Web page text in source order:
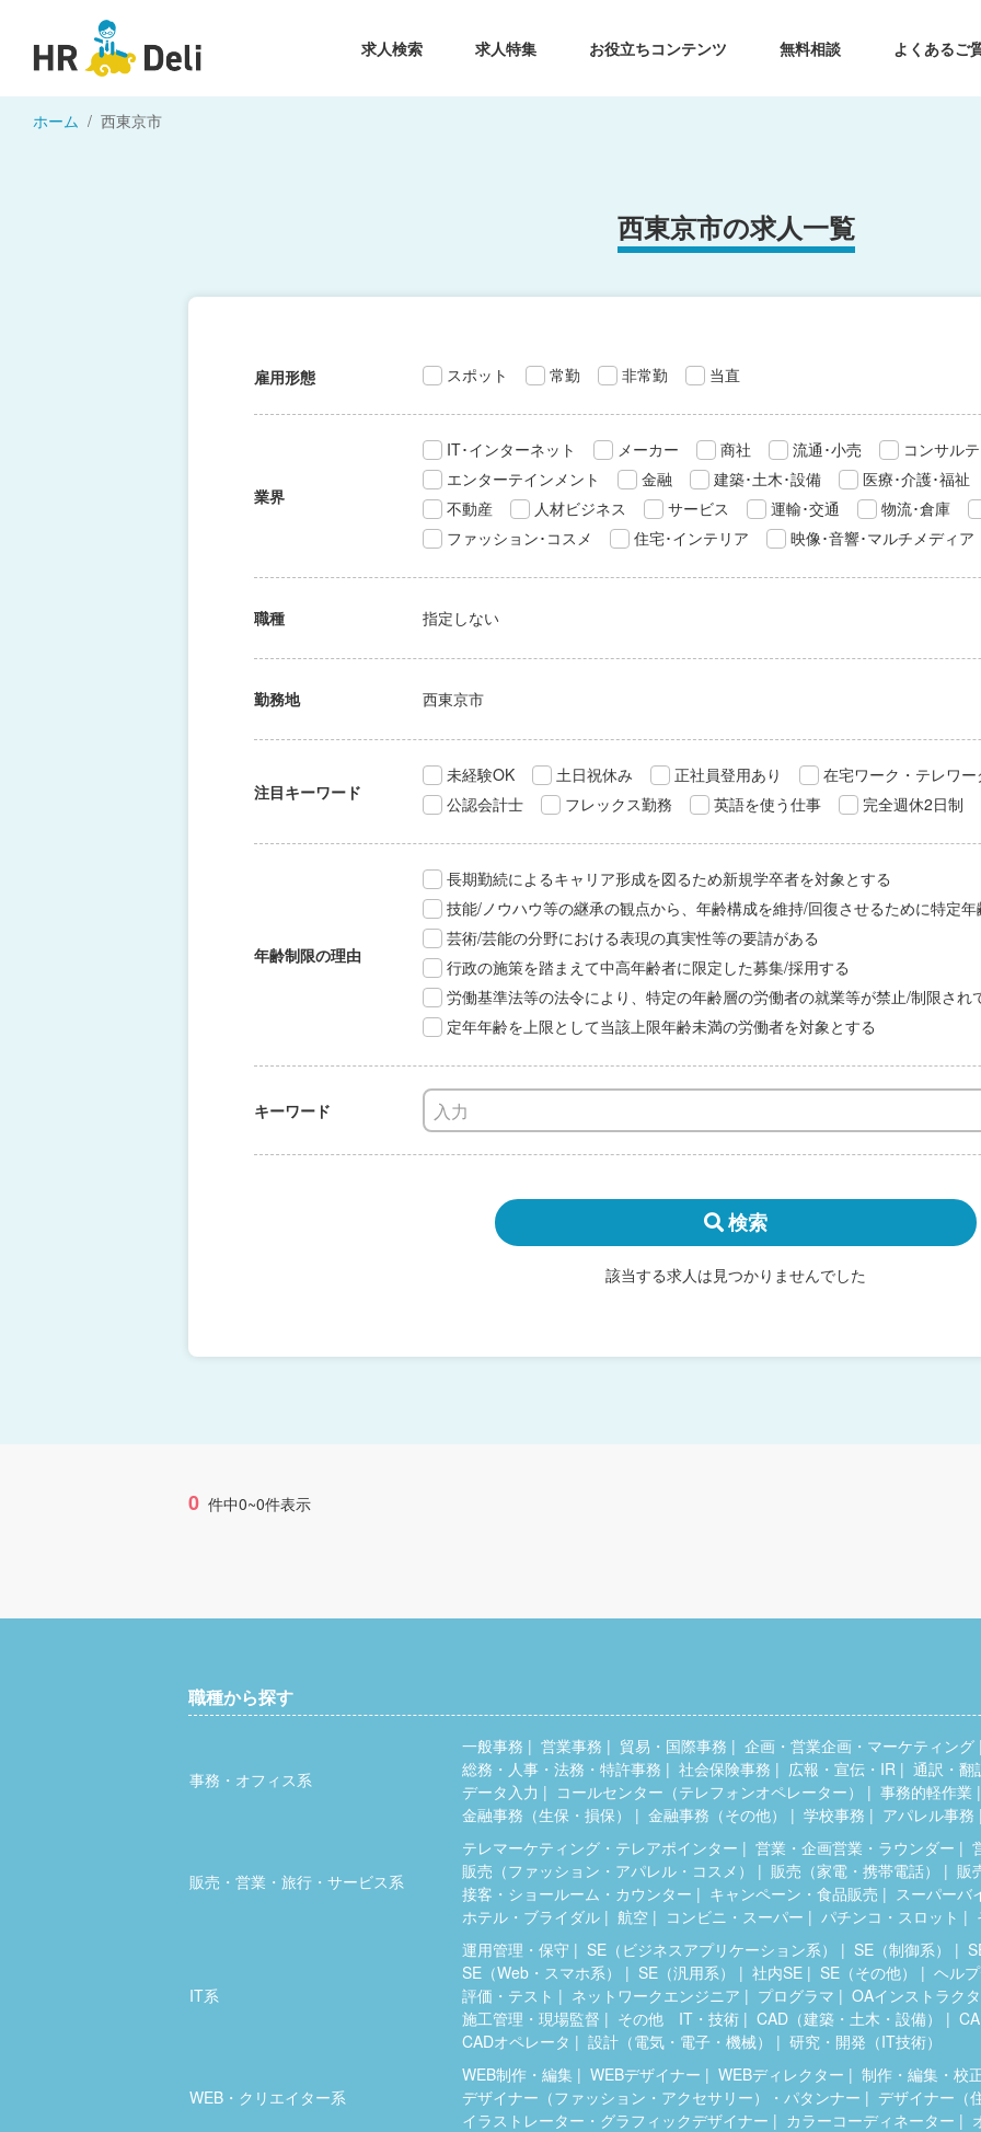
求人検索 求人特集 お役立ちコンテンツ 無料相談 よくあるご
ホーム 西東京市
西東京市の求人一覧
雇用形態 スポット 常勤 非常勤 当直
業界
IT･インターネット メーカー 商社 流通･小売
コンサル
エンターテインメント
金融 建築･土木･設備
医療･介護･福祉
不動産
人材ビジネス サービス 運輸･交通
物流･倉庫
ファッション･コスメ
住宅･インテリア 映像･音響･マルチメディア
職種 指定しない
勤務地 西東京市
注目キーワード
未経験OK 土日祝休み 正社員登用あり
在宅ワーク・テレワー
公認会計士
フレックス勤務 英語を使う仕事 完全週休2日制
年齢制限の理由
長期勤続によるキャリア形成を図るため新規学卒者を対象とする
技能/ノウハウ等の継承の観点から、年齢構成を維持/回復させるために特定
芸術/芸能の分野における表現の真実性等の要請がある
行政の施策を踏まえて中高年齢者に限定した募集/採用する
労働基準法等の法令により、特定の年齢層の労働者の就業等が禁止/制限され
定年年齢を上限として当該上限年齢未満の労働者を対象とする
キーワード
検索
該当する求人は見つかりませんでした
0 件中0~0件表示
職種から探す
事務・オフィス系
一般事務 営業事務 貿易・国際事務
企画・営業企画・マーケティング
総務・人事・法務・特許事務
社会保険事務 広報・宣伝・IR
通訳・翻
データ入力
コールセンター（テレフォンオペレーター）
事務的軽作業
金融事務（生保・損保）
金融事務（その他） 学校事務 アパレル事務
販売・営業・旅行・サービス系
テレマーケティング・テレアポインター 営業・企画営業・ラウンダー
販売（ファッション・アパレル・コスメ）
販売（家電・携帯電話）
販
接客・ショールーム・カウンター
キャンペーン・食品販売
スーパーバ
ホテル・ブライダル
航空 コンビニ・スーパー パチンコ・スロット
IT系
運用管理・保守 SE（ビジネスアプリケーション系） SE（制御系）
SE（Web・スマホ系）
SE（汎用系） 社内SE SE（その他）
ヘル
評価・テスト
ネットワークエンジニア プログラマ
OAインストラク
施工管理・現場監督
その他 IT・技術 CAD（建築・土木・設備）
CADオペレータ
設計（電気・電子・機械） 研究・開発（IT技術）
WEB・クリエイター系
WEB制作・編集 WEBデザイナー WEBディレクター
制作・編集・校
デザイナー（ファッション・アクセサリー）・パタンナー
デザイナー（
イラストレーター・グラフィックデザイナー
カラーコーディネーター